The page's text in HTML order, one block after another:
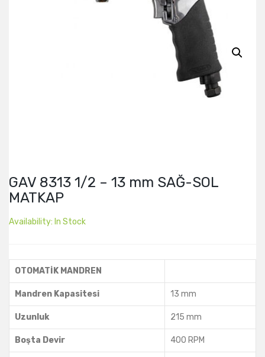
GAV 8313 1/2 – 13 mm SAĞ-SOL
MATKAP
Availability: In Stock
OTOMATİK MANDREN
Mandren Kapasitesi 13 mm
Uzunluk 215 mm
Boşta Devir 400 RPM